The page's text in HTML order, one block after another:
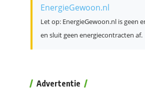
EnergieGewoon.nl
Let op: EnergieGewoon.nl is geen
en sluit geen energiecontracten af.
Advertentie